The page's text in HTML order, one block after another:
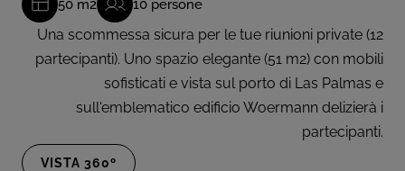
50 m2 10 persone
Una scommessa sicura per le tue riunioni private (12
partecipanti). Uno spazio elegante (51 m2) con mobili
sofisticati e vista sul porto di Las Palmas e
sull'emblematico edificio Woermann delizierà i
partecipanti.
VISTA 360º